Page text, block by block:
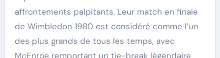
affrontements palpitants. Leur match en finale
de Wimbledon 1980 est considéré comme l’un
des plus grands de tous les temps, avec
McEnroe remportant un tie-break légendaire